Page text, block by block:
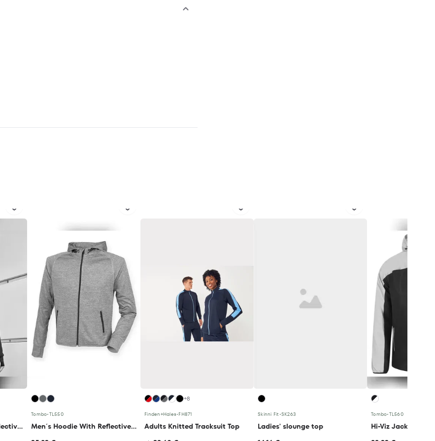
Ladies´ Hoodie With Reflective Tape
Tombo•TL550
Men´s Hoodie With Reflective Tape
+8
Finden+Hales•FH871
Adults Knitted Tracksuit Top
Skinni Fit •SK263
Ladies' slounge top
Tombo•TL560
Hi-Viz Jacket